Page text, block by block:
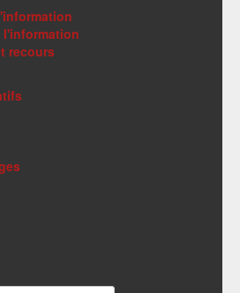
l'information
recours